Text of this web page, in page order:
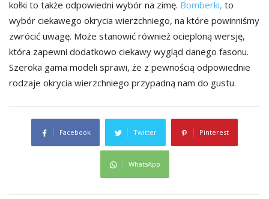
kołki to także odpowiedni wybór na zimę. Bomberki, to
wybór ciekawego okrycia wierzchniego, na które powinniśmy
zwrócić uwagę. Może stanowić również ocieploną wersję,
która zapewni dodatkowo ciekawy wygląd danego fasonu.
Szeroka gama modeli sprawi, że z pewnością odpowiednie
rodzaje okrycia wierzchniego przypadną nam do gustu.
Facebook Twitter Pinterest
WhatsApp